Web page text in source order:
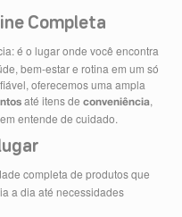
Completa
é o lugar onde você encontra
bem-estar e rotina em um só
oferecemos uma ampla
até itens de conveniência,
entende de cuidado.
completa de produtos que
a dia até necessidades